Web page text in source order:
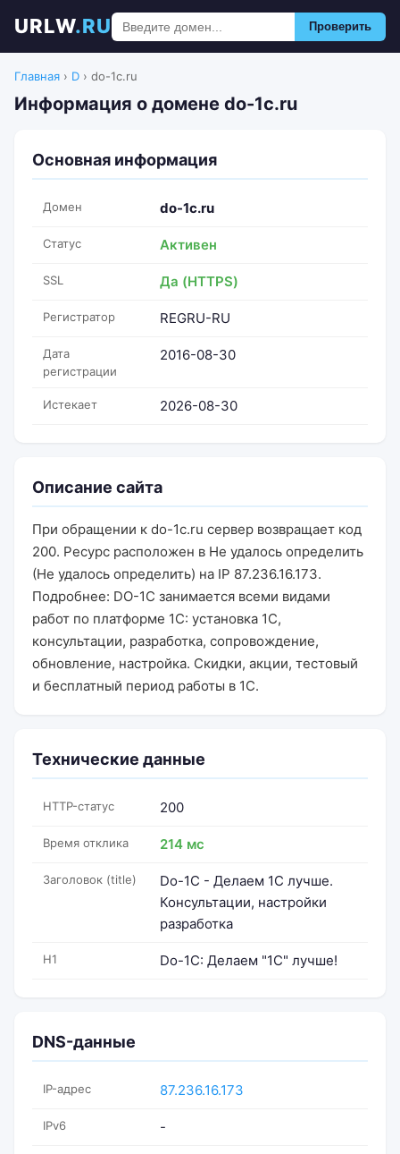
URLW.RU Проверить
Главная › D › do-1c.ru
Информация о домене do-1c.ru
Основная информация
Домен do-1c.ru
Статус Активен
SSL Да (HTTPS)
Регистратор REGRU-RU
Дата
регистрации
2016-08-30
Истекает 2026-08-30
Описание сайта
При обращении к do-1c.ru сервер возвращает код
200. Ресурс расположен в Не удалось определить
(Не удалось определить) на IP 87.236.16.173.
Подробнее: DO-1C занимается всеми видами
работ по платформе 1С: установка 1С,
консультации, разработка, сопровождение,
обновление, настройка. Скидки, акции, тестовый
и бесплатный период работы в 1С.
Технические данные
HTTP-статус 200
Время отклика 214 мс
Заголовок (title)
Dо-1C - Делаем 1С лучше.
Консультации, настройки
разработка
H1 Do-1C: Делаем "1С" лучше!
DNS-данные
IP-адрес 87.236.16.173
IPv6 -